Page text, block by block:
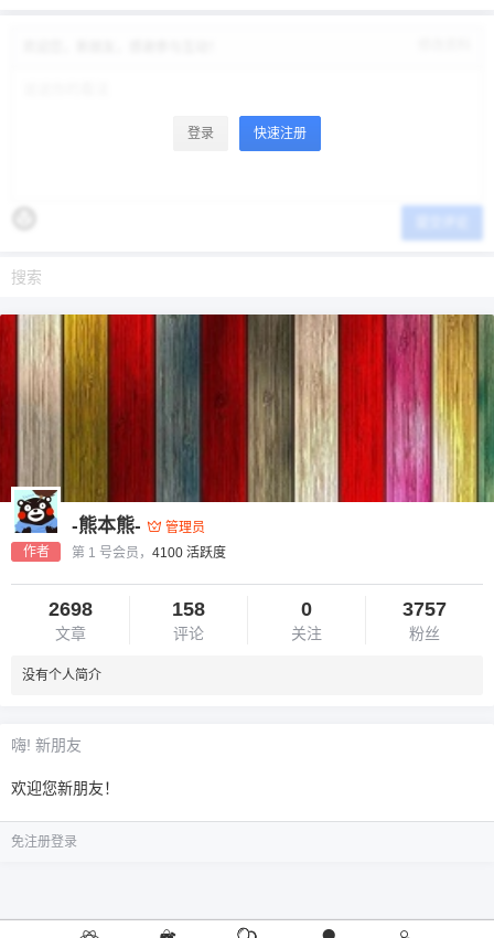
登录 快速注册
作者
-熊本熊-
管理员
第 1 号会员， 4100 活跃度
2698
文章
158
评论
0
关注
3757
粉丝
没有个人简介
嗨! 新朋友
欢迎您新朋友！
免注册登录